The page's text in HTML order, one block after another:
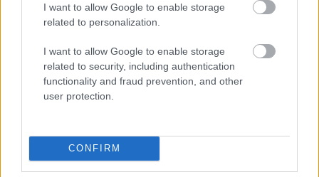
I want to allow Google to enable storage
related to personalization.
I want to allow Google to enable storage
related to security, including authentication
functionality and fraud prevention, and other
user protection.
CONFIRM
Ιστιοπλοϊκός Ομιλος Πατρών ΦΩΤΟ